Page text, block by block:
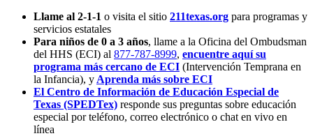
Llame al 2-1-1 o visita el sitio 211texas.org para programas y
servicios estatales
Para niños de 0 a 3 años, llame a la Oficina del Ombudsman
del HHS (ECI) al 877-787-8999, encuentre aquí su
programa más cercano de ECI (Intervención Temprana en
la Infancia), y Aprenda más sobre ECI
El Centro de Información de Educación Especial de
Texas (SPEDTex) responde sus preguntas sobre educación
especial por teléfono, correo electrónico o chat en vivo en
línea